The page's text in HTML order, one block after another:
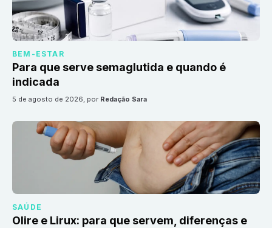
BEM-ESTAR
Para que serve semaglutida e quando é
indicada
5 de agosto de 2026, por Redação Sara
SAÚDE
Olire e Lirux: para que servem, diferenças e